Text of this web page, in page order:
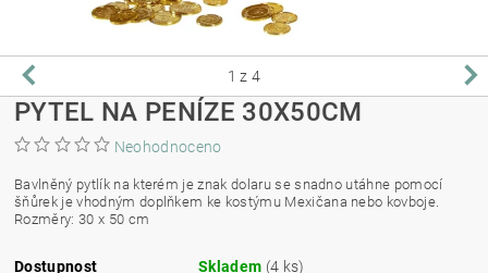
1 z 4
PYTEL NA PENÍZE 30X50CM
Neohodnoceno
Bavlněný pytlík na kterém je znak dolaru se snadno utáhne pomocí
šňůrek je vhodným doplňkem ke kostýmu Mexičana nebo kovboje.
Rozměry: 30 x 50 cm
Dostupnost Skladem (4 ks)